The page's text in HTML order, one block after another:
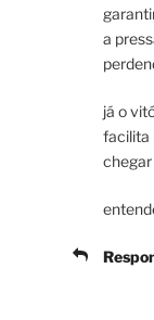
a
já o
facilita